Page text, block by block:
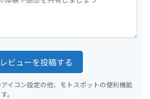
レビューを投稿する
イコン設定の他、モトスポットの便利機能
。